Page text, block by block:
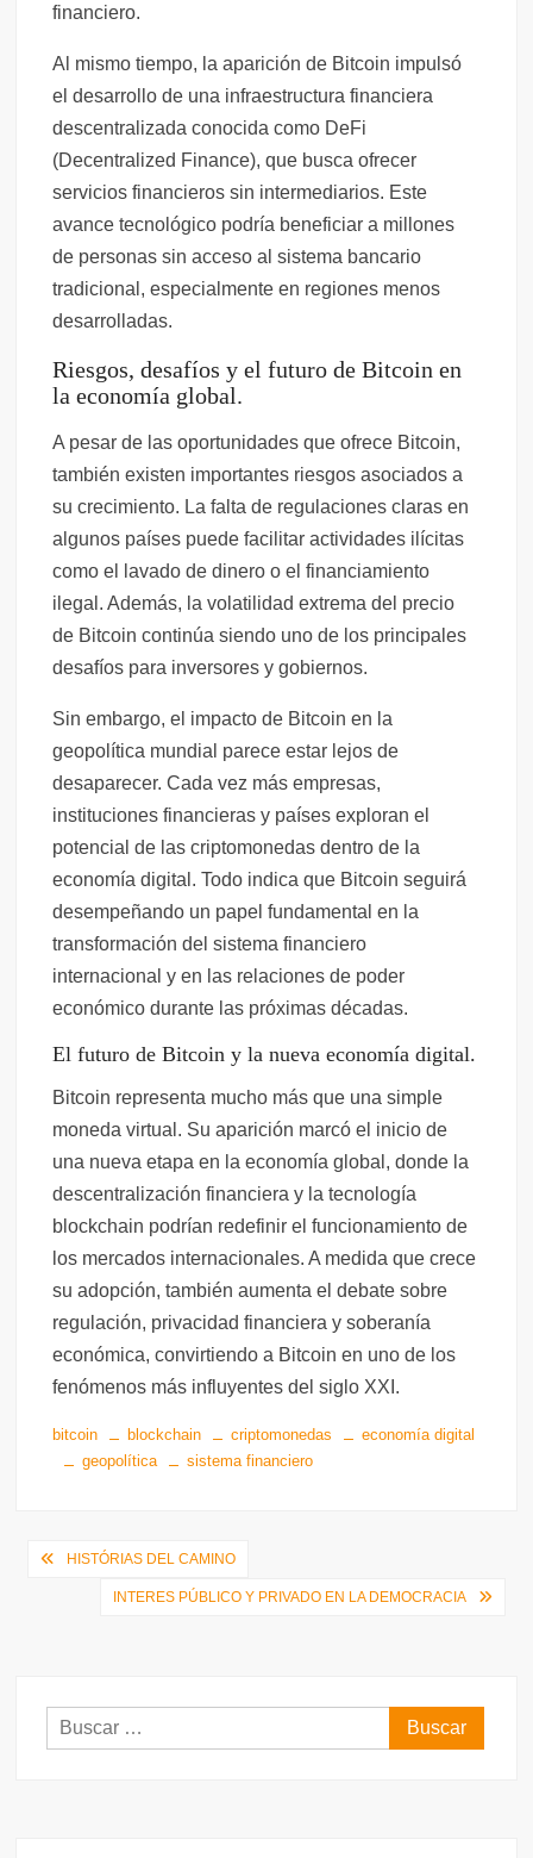
financiero.
Al mismo tiempo, la aparición de Bitcoin impulsó
el desarrollo de una infraestructura financiera
descentralizada conocida como DeFi
(Decentralized Finance), que busca ofrecer
servicios financieros sin intermediarios. Este
avance tecnológico podría beneficiar a millones
de personas sin acceso al sistema bancario
tradicional, especialmente en regiones menos
desarrolladas.
Riesgos, desafíos y el futuro de Bitcoin en
la economía global.
A pesar de las oportunidades que ofrece Bitcoin,
también existen importantes riesgos asociados a
su crecimiento. La falta de regulaciones claras en
algunos países puede facilitar actividades ilícitas
como el lavado de dinero o el financiamiento
ilegal. Además, la volatilidad extrema del precio
de Bitcoin continúa siendo uno de los principales
desafíos para inversores y gobiernos.
Sin embargo, el impacto de Bitcoin en la
geopolítica mundial parece estar lejos de
desaparecer. Cada vez más empresas,
instituciones financieras y países exploran el
potencial de las criptomonedas dentro de la
economía digital. Todo indica que Bitcoin seguirá
desempeñando un papel fundamental en la
transformación del sistema financiero
internacional y en las relaciones de poder
económico durante las próximas décadas.
El futuro de Bitcoin y la nueva economía digital.
Bitcoin representa mucho más que una simple
moneda virtual. Su aparición marcó el inicio de
una nueva etapa en la economía global, donde la
descentralización financiera y la tecnología
blockchain podrían redefinir el funcionamiento de
los mercados internacionales. A medida que crece
su adopción, también aumenta el debate sobre
regulación, privacidad financiera y soberanía
económica, convirtiendo a Bitcoin en uno de los
fenómenos más influyentes del siglo XXI.
bitcoin blockchain criptomonedas
economía digital
geopolítica
sistema financiero
Navegación
HISTÓRIAS DEL CAMINO
INTERES PÚBLICO Y PRIVADO EN LA DEMOCRACIA
Buscar: